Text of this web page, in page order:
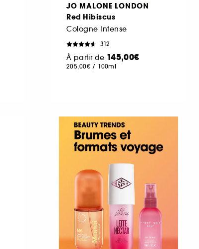
JO MALONE LONDON
Red Hibiscus
Cologne Intense
312
À partir de 145,00€
205,00€ / 100ml